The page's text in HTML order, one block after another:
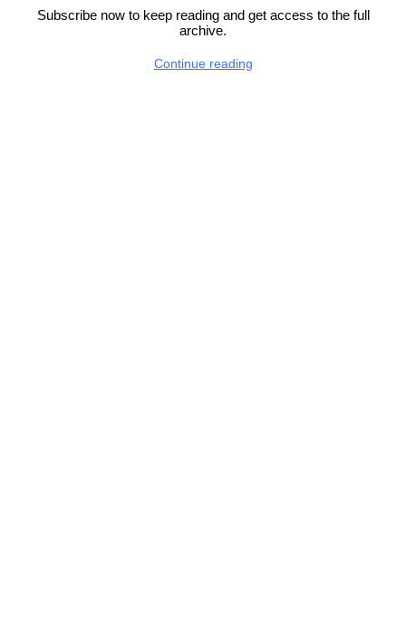
Subscribe now to keep reading and get access to the full
archive.
Continue reading